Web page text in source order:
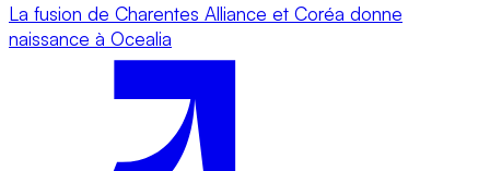
La fusion de Charentes Alliance et Coréa donne
naissance à Ocealia